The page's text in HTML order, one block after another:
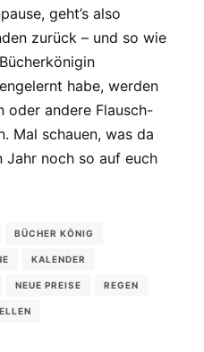
geht’s also
zurück – und so wie
habe, werden
oder andere Flausch-
Mal schauen, was da
Jahr noch so auf euch
BÜCHER KÖNIG
KALENDER
NEUE PREISE REGEN